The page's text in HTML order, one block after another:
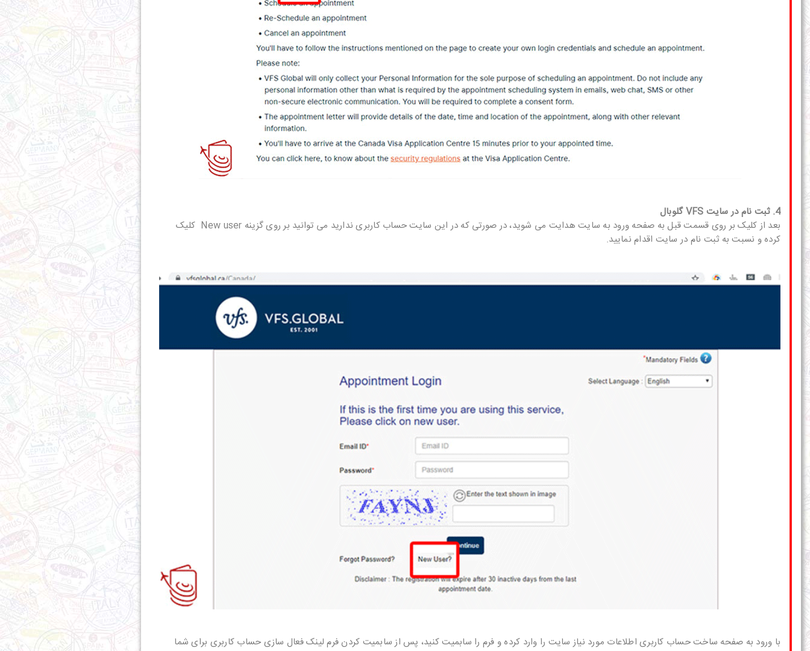
4. ثبت نام در سایت VFS گلوبال
بعد از کلیک بر روی قسمت قبل به صفحه ورود به سایت هدایت می شوید، در صورتی که در این سایت حساب کاربری ندارید می توانید بر روی گزینه New user کلیک
کرده و نسبت به ثبت نام در سایت اقدام نمایید.
با ورود به صفحه ساخت حساب کاربری اطلاعات مورد نیاز سایت را وارد کرده و فرم را سابمیت کنید، پس از سابمیت کردن فرم لینک فعال سازی حساب کاربری برای شما